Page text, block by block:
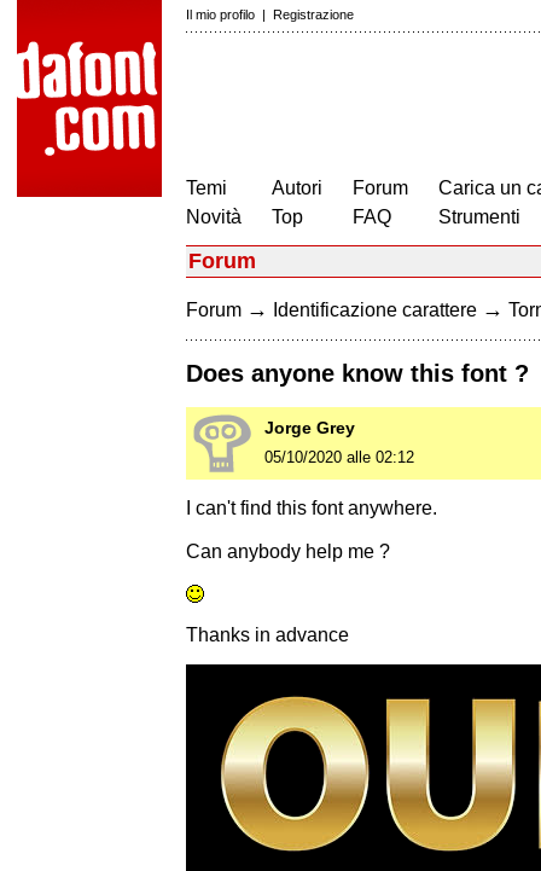
Il mio profilo | Registrazione
Temi
Novità
Autori
Top
Forum
FAQ
Carica un
Strumenti
Forum
Forum → Identificazione carattere →
Does anyone know this font ?
Jorge Grey
05/10/2020 alle 02:12
I can't find this font anywhere.
Can anybody help me ?
Thanks in advance